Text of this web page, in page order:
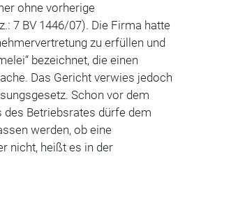
ohne vorherige
7 BV 1446/07). Die Firma hatte
zu erfüllen und
bezeichnet, die einen
Das Gericht verwies jedoch
Schon vor dem
Betriebsrates dürfe dem
werden, ob eine
nicht, heißt es in der